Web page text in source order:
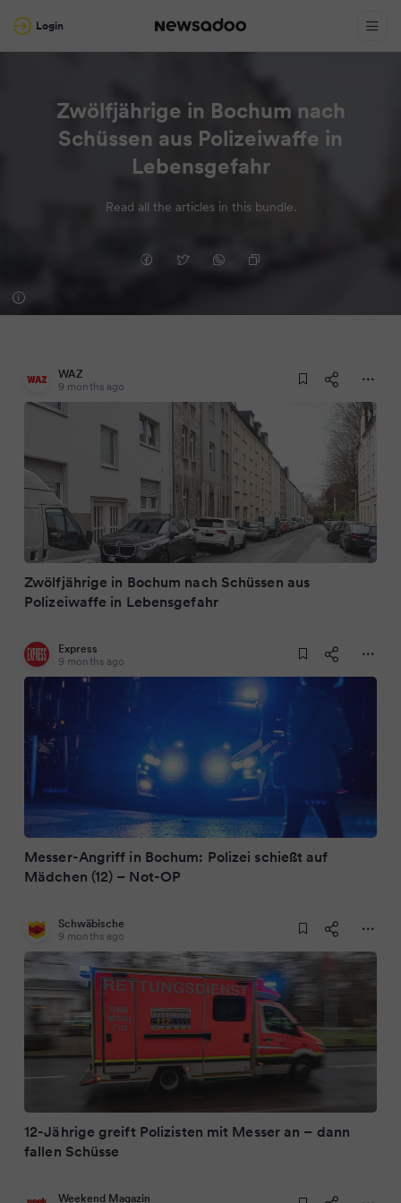
Login
Zwölfjährige in Bochum nach
Schüssen aus Polizeiwaffe in
Lebensgefahr
Read all the articles in this bundle.
WAZ
9 months ago
Zwölfjährige in Bochum nach Schüssen aus
Polizeiwaffe in Lebensgefahr
Express
9 months ago
Messer-Angriff in Bochum: Polizei schießt auf
Mädchen (12) – Not-OP
Schwäbische
9 months ago
12-Jährige greift Polizisten mit Messer an – dann
fallen Schüsse
Weekend Magazin